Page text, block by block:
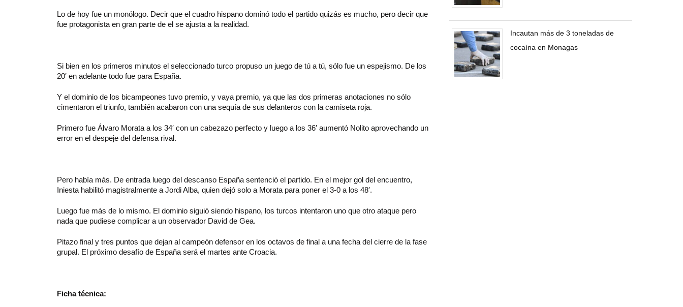
Lo de hoy fue un monólogo. Decir que el cuadro hispano dominó todo el partido quizás es mucho, pero decir que
fue protagonista en gran parte de el se ajusta a la realidad.
Si bien en los primeros minutos el seleccionado turco propuso un juego de tú a tú, sólo fue un espejismo. De los
20′ en adelante todo fue para España.
Y el dominio de los bicampeones tuvo premio, y vaya premio, ya que las dos primeras anotaciones no sólo
cimentaron el triunfo, también acabaron con una sequía de sus delanteros con la camiseta roja.
Primero fue Álvaro Morata a los 34′ con un cabezazo perfecto y luego a los 36′ aumentó Nolito aprovechando un
error en el despeje del defensa rival.
Pero había más. De entrada luego del descanso España sentenció el partido. En el mejor gol del encuentro,
Iniesta habilitó magistralmente a Jordi Alba, quien dejó solo a Morata para poner el 3-0 a los 48′.
Luego fue más de lo mismo. El dominio siguió siendo hispano, los turcos intentaron uno que otro ataque pero
nada que pudiese complicar a un observador David de Gea.
Pitazo final y tres puntos que dejan al campeón defensor en los octavos de final a una fecha del cierre de la fase
grupal. El próximo desafío de España será el martes ante Croacia.
Ficha técnica:
Incautan más de 3 toneladas de
cocaína en Monagas